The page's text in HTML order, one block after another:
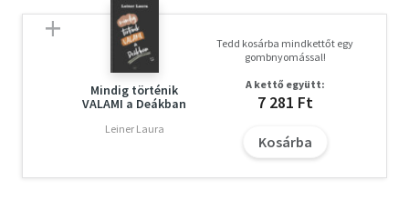
főiskola legjobb balett-táncosa. De közben érzi, hogy
valami hamarosan összeomlik...
Hogy tudna anélkül a fiú nélkül élni, akit szeret? Hogy
tudna úgy élni, hogy feladja az álmait? Ha rosszul dönt,
mindent elveszít.
A New York Times bestseller Crash folytatása - rengeteg
Mindig történik
VALAMI a Deákban
Leiner Laura
Tedd kosárba mindkettőt egy
gombnyomással!
A kettő együtt:
7 281 Ft
Kosárba